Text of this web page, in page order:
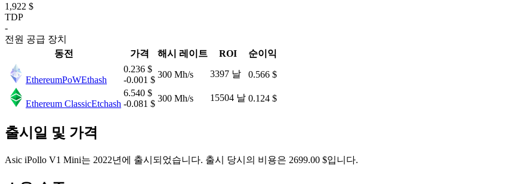
1,922 $
TDP
-
전원 공급 장치
동전
가격 해시 레이트 ROI 순이익
EthereumPoWEthash
0.236 $
-0.001 $
300 Mh/s 3397 날 0.566 $
Ethereum ClassicEtchash
6.540 $
-0.081 $
300 Mh/s 15504 날 0.124 $
출시일 및 가격
Asic iPollo V1 Mini는 2022년에 출시되었습니다. 출시 당시의 비용은 2699.00 $입니다.